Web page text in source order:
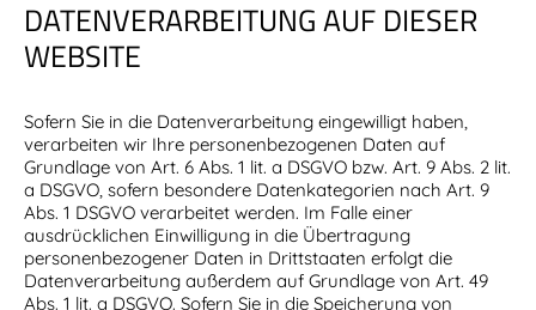
DATENVERARBEITUNG AUF DIESER
WEBSITE
Sofern Sie in die Datenverarbeitung eingewilligt haben,
verarbeiten wir Ihre personenbezogenen Daten auf
Grundlage von Art. 6 Abs. 1 lit. a DSGVO bzw. Art. 9 Abs. 2 lit.
a DSGVO, sofern besondere Datenkategorien nach Art. 9
Abs. 1 DSGVO verarbeitet werden. Im Falle einer
ausdrücklichen Einwilligung in die Übertragung
personenbezogener Daten in Drittstaaten erfolgt die
Datenverarbeitung außerdem auf Grundlage von Art. 49
Abs. 1 lit. a DSGVO. Sofern Sie in die Speicherung von